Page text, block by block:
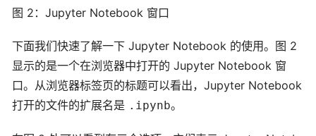
图 2：Jupyter Notebook 窗口
下面我们快速了解一下 Jupyter Notebook 的使用。图 2
显示的是一个在浏览器中打开的 Jupyter Notebook 窗
口。从浏览器标签页的标题可以看出，Jupyter Notebook
打开的文件的扩展名是 .ipynb。